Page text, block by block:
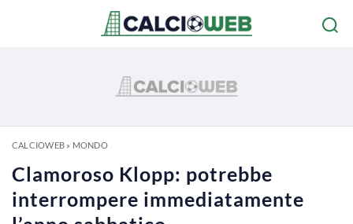
CALCIOWEB» MONDO
Clamoroso Klopp: potrebbe
interrompere immediatamente